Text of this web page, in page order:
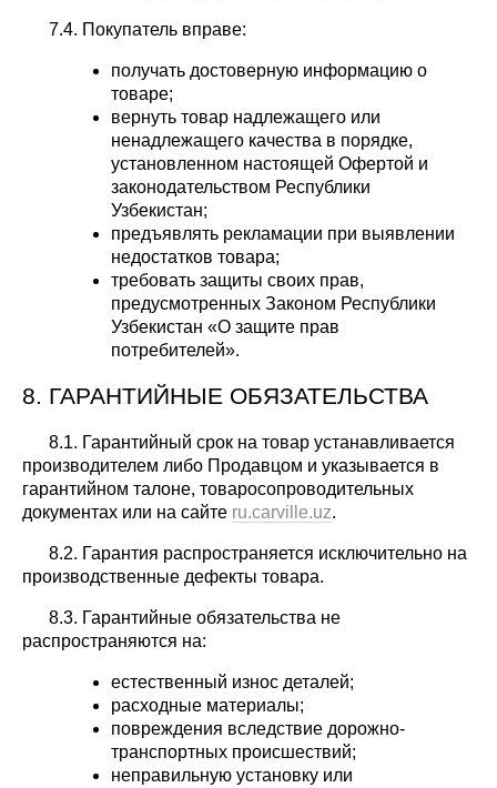
7.4. Покупатель вправе:
получать достоверную информацию о
товаре;
вернуть товар надлежащего или
ненадлежащего качества в порядке,
установленном настоящей Офертой и
законодательством Республики
Узбекистан;
предъявлять рекламации при выявлении
недостатков товара;
требовать защиты своих прав,
предусмотренных Законом Республики
Узбекистан «О защите прав
потребителей».
8. ГАРАНТИЙНЫЕ ОБЯЗАТЕЛЬСТВА
8.1. Гарантийный срок на товар устанавливается
производителем либо Продавцом и указывается в
гарантийном талоне, товаросопроводительных
документах или на сайте ru.carville.uz.
8.2. Гарантия распространяется исключительно на
производственные дефекты товара.
8.3. Гарантийные обязательства не
распространяются на:
естественный износ деталей;
расходные материалы;
повреждения вследствие дорожно-
транспортных происшествий;
неправильную установку или